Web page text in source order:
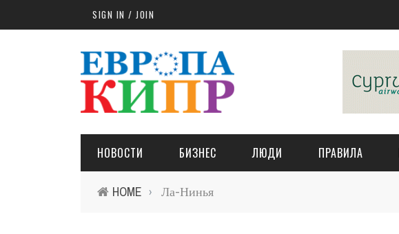
Skip to main contentSIGN IN / JOIN
НОВОСТИ БИЗНЕС ЛЮДИ ПРАВИЛА
HOME › Ла-Нинья